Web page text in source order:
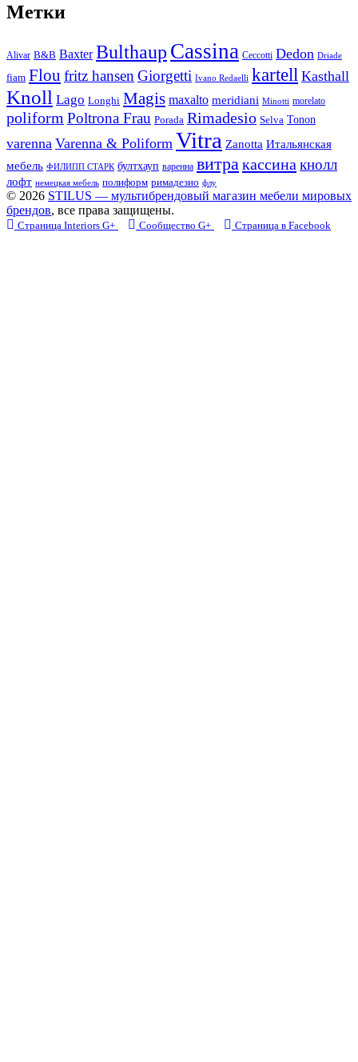
Метки
Alivar B&B Baxter Bulthaup Cassina Ceccotti Dedon Driade
fiam Flou fritz hansen Giorgetti Ivano Redaelli kartell Kasthall
Knoll Lago Longhi Magis maxalto meridiani Minotti morelato
poliform Poltrona Frau Porada Rimadesio Selva Tonon
varenna Varenna & Poliform Vitra Zanotta Итальянская
мебель ФИЛИПП СТАРК бултхауп варенна витра кассина кнолл
лофт немецкая мебель полиформ римадезио флу
© 2026 STILUS — мультибрендовый магазин мебели мировых
брендов, все права защищены.
Страница Interiors G+ Сообщество G+ Страница в Facebook